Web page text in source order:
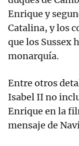
Enrique y
Catalina, y los
que los Sussex
monarquía.
Entre otros
Isabel II no
Enrique en la
mensaje de